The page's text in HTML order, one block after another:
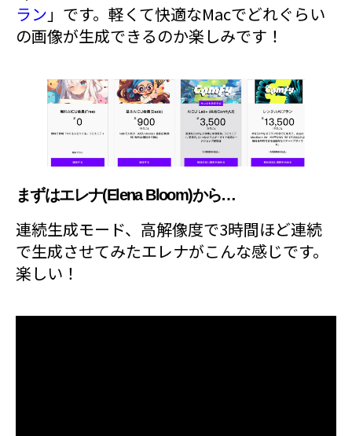
ラン 」です。軽くて快適なMacでどれぐらい
の画像が生成できるのか楽しみです！
まずはエレナ(Elena Bloom)から…
連続生成モード、高解像度で3時間ほど連続
で生成させてみたエレナがこんな感じです。
楽しい！